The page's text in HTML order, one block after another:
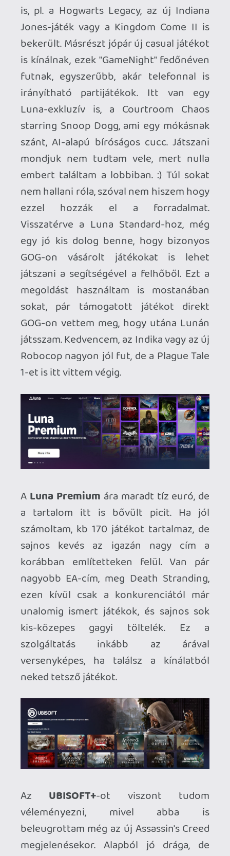
ALuna Premiumára maradt tíz euró, de
a tartalom itt is bővült picit. Ha jól
számoltam, kb 170 játékot tartalmaz, de
sajnos kevés az igazán nagy cím a
korábban említetteken felül. Van pár
nagyobb EA-cím, meg Death Stranding,
ezen kívül csak a konkurenciától már
unalomig ismert játékok, és sajnos sok
kis-közepes gagyi töltelék. Ez a
szolgáltatás inkább az árával
versenyképes, ha találsz a kínálatból
neked tetsző játékot.
AzUBISOFT+-ot viszont tudom
véleményezni, mivel abba is
beleugrottam még az új Assassin's Creed
megjelenésekor. Alapból jó drága, de
szerencsére elcsíptem egy akciót az éves
előfizura, így nem volt olyan durva. Az
más kérdés, hogy kinek milyen játék
tetszik (én alapból nem vagyok nagy
rajongója a kiadónak), de jól elvoltam az
zal, még nem sikerült végigvinnem őket,
de tetszenek. Egy közepes pécé
teljesítményét hozza a Luna, így bár nem
lehet maxra tekerni a dolgokat, de egész
jól fut minden. Az Ubi előfizetés
önmagában is lehetőséget ad a felhőben
játszásra, nem kell hozzá sem Prime, sem
tierről nem tudok mondani
semmit, mert nem próbáltam, meg nem is
érdekel, fel nem fogom, hogy ennek van
célközönsége. :)
Na de összefoglalva, látszik, hogy
próbálkozik az Amazon, én is teljes
értékű alternatívaként tartom számon
őket. A streaming minősége kifogástalan,
jól néz ki laptopon és tévén is, gyors meg
minden, szóval nincs panasz. Az
amazonos játékkínálat még mindig picit
gyenge, de értékelem, hogy a mostani
reboot alkalmából feldobták pár nagy
címmel. Ezek a Snoop Dogg meg hasonló
parti hülyeségek szerintem nem hoznak
be túl sok embert, de majd meglátjuk. Az
nagyon szimpatikus, és gyakran élek vele,
és a jövőben is támogatni fogom ezt a
megoldást. Mivel alapból gyakran
befizetek Prime-ra, így egy kellemes kis
bónusz nekem, hogy még egy